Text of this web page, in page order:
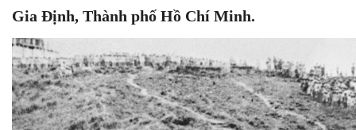
Gia Định, Thành phố Hồ Chí Minh.